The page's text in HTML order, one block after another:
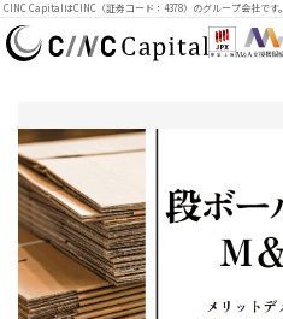
CINC CapitalはCINC（証券コード：4378）のグループ会社です。